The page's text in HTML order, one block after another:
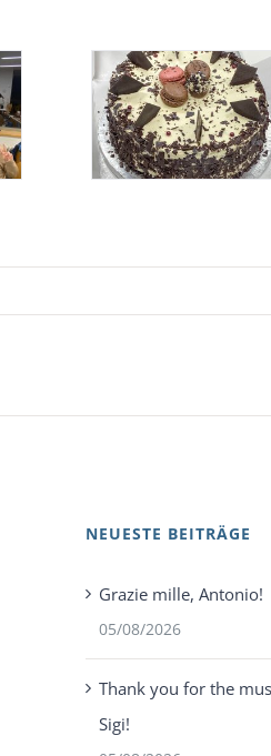
NEUESTE BEITRÄGE
Grazie mille, Antonio!
05/08/2026
Thank you for the
Sigi!